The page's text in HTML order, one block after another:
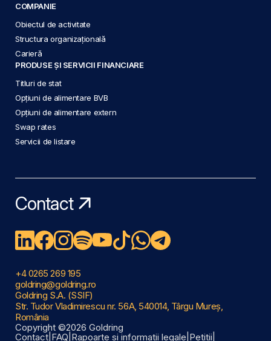
COMPANIE
Obiectul de activitate
Structura organizațională
Carieră
PRODUSE ȘI SERVICII FINANCIARE
Titluri de stat
Opțiuni de alimentare BVB
Opțiuni de alimentare extern
Swap rates
Servicii de listare
Contact
+4 0265 269 195
goldring@goldring.ro
Goldring S.A. (SSIF)
Str. Tudor Vladimirescu nr. 56A, 540014, Târgu Mureș,
România
Copyright ©2026 Goldring
Contact FAQ Rapoarte și informații legale Petiții